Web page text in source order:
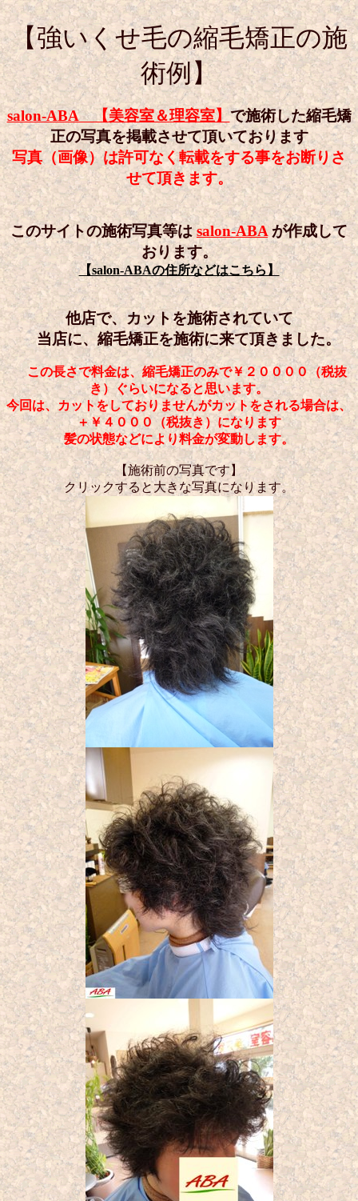
【強いくせ毛の縮毛矯正の施
術例】
salon-ABA 【美容室＆理容室】で施術した縮毛矯
正の写真を掲載させて頂いております
写真（画像）は許可なく転載をする事をお断りさ
せて頂きます。
このサイトの施術写真等は salon-ABA が作成して
おります。
【salon-ABAの住所などはこちら】
他店で、カットを施術されていて
当店に、縮毛矯正を施術に来て頂きました。
この長さで料金は、縮毛矯正のみで￥２００００（税抜
き）ぐらいになると思います。
今回は、カットをしておりませんがカットをされる場合は、
＋￥４０００（税抜き）になります
髪の状態などにより料金が変動します。
【施術前の写真です】
クリックすると大きな写真になります。